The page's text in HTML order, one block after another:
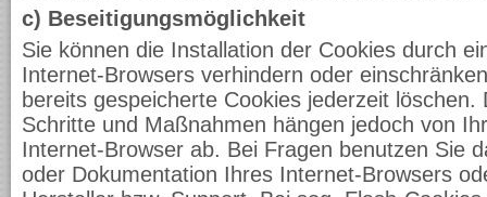
c) Beseitigungsmöglichkeit
Sie können die Installation der Cookies durch
Internet-Browsers verhindern oder
bereits gespeicherte Cookies jederzeit
Schritte und Maßnahmen hängen jedoch von
Internet-Browser ab. Bei Fragen benutzen Sie
oder Dokumentation Ihres Internet-Browsers